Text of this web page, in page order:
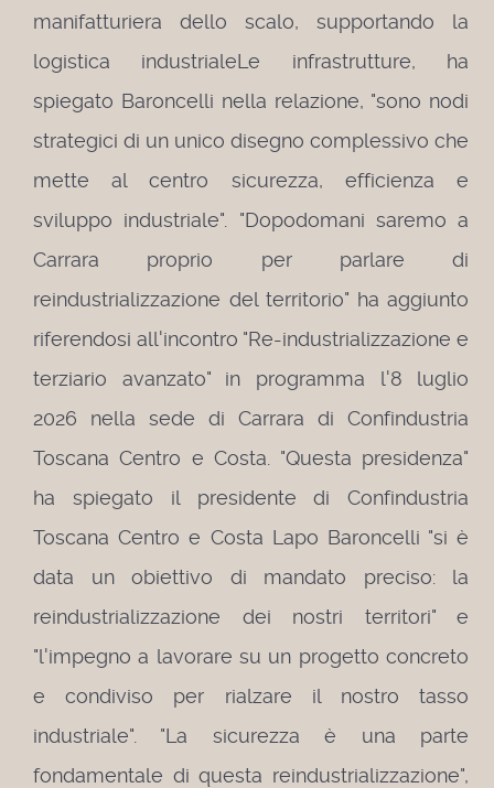
manifatturiera dello scalo, supportando la
logistica industrialeLe infrastrutture, ha
spiegato Baroncelli nella relazione, "sono nodi
strategici di un unico disegno complessivo che
mette al centro sicurezza, efficienza e
sviluppo industriale". "Dopodomani saremo a
Carrara proprio per parlare di
reindustrializzazione del territorio" ha aggiunto
riferendosi all'incontro "Re-industrializzazione e
terziario avanzato" in programma l'8 luglio
2026 nella sede di Carrara di Confindustria
Toscana Centro e Costa. "Questa presidenza"
ha spiegato il presidente di Confindustria
Toscana Centro e Costa Lapo Baroncelli "si è
data un obiettivo di mandato preciso: la
reindustrializzazione dei nostri territori" e
"l'impegno a lavorare su un progetto concreto
e condiviso per rialzare il nostro tasso
industriale". "La sicurezza è una parte
fondamentale di questa reindustrializzazione",